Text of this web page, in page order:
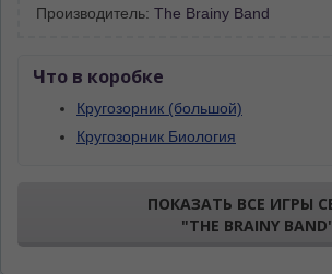
Производитель: The Brainy Band
Что в коробке
Кругозорник (большой)
Кругозорник Биология
ПОКАЗАТЬ ВСЕ ИГРЫ
"THE BRAINY